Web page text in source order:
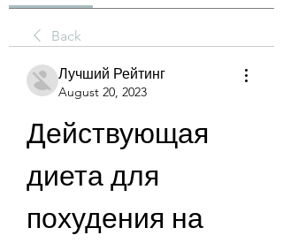
Back
Лучший Рейтинг
August 20, 2023
Действующая
диета для
похудения на